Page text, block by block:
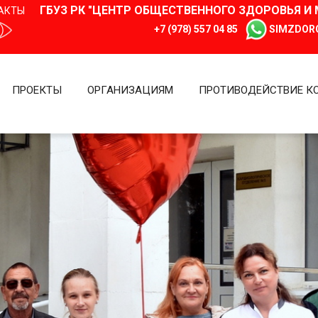
ГБУЗ РК "ЦЕНТР ОБЩЕСТВЕННОГО ЗДОРОВЬЯ
+7 (978) 557 04 85
ПРОЕКТЫ ОРГАНИЗАЦИЯМ ПРОТИВОДЕЙСТВИЕ